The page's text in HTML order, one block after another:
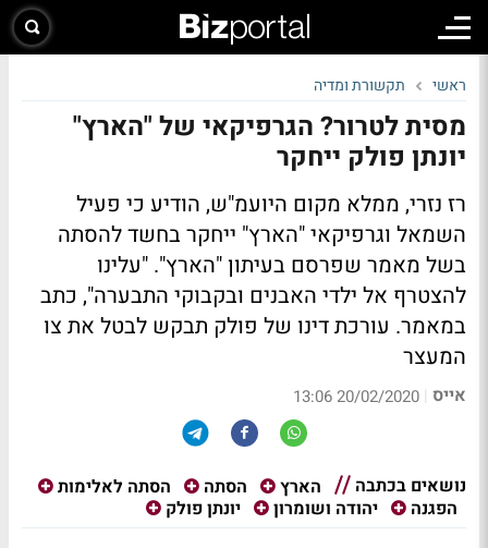
ראשי תקשורת ומדיה
מסית לטרור? הגרפיקאי של "הארץ"
יונתן פולק ייחקר
רז נזרי, ממלא מקום היועמ"ש, הודיע כי פעיל
השמאל וגרפיקאי "הארץ" ייחקר בחשד להסתה
בשל מאמר שפרסם בעיתון "הארץ". "עלינו
להצטרף אל ילדי האבנים ובקבוקי התבערה", כתב
במאמר. עורכת דינו של פולק תבקש לבטל את צו
המעצר
אייס |
20/02/2020 13:06
נושאים בכתבה הארץ הסתה
הסתה לאלימות
הפגנה
יהודה ושומרון יונתן פולק